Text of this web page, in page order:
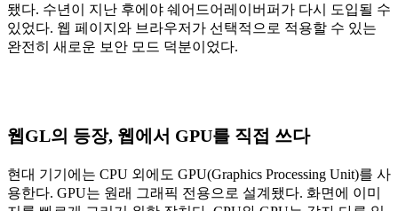
됐다. 수년이 지난 후에야 쉐어드어레이버퍼가 다시 도입될 수
있었다. 웹 페이지와 브라우저가 선택적으로 적용할 수 있는
완전히 새로운 보안 모드 덕분이었다.
웹GL의 등장, 웹에서 GPU를 직접 쓰다
현대 기기에는 CPU 외에도 GPU(Graphics Processing Unit)를 사
용한다. GPU는 원래 그래픽 전용으로 설계됐다. 화면에 이미